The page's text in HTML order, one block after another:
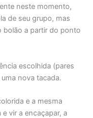
neste momento,
de seu grupo, mas
bolão a partir do ponto
escolhida (pares
nova tacada.
e a mesma
vir a encaçapar, a